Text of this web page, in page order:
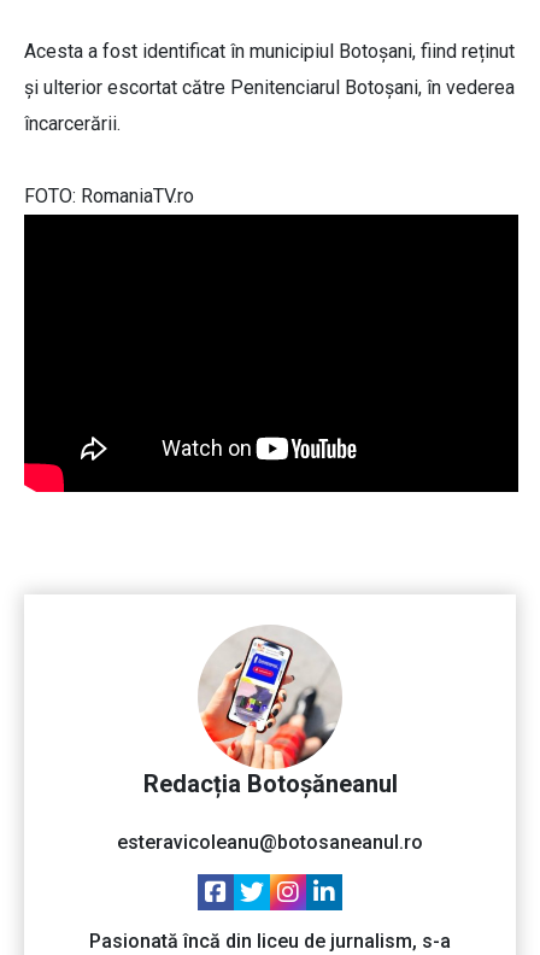
Acesta a fost identificat în municipiul Botoșani, fiind reținut
și ulterior escortat către Penitenciarul Botoșani, în vederea
încarcerării.
FOTO: RomaniaTV.ro
Redacția Botoșăneanul
esteravicoleanu@botosaneanul.ro
Pasionată încă din liceu de jurnalism, s-a